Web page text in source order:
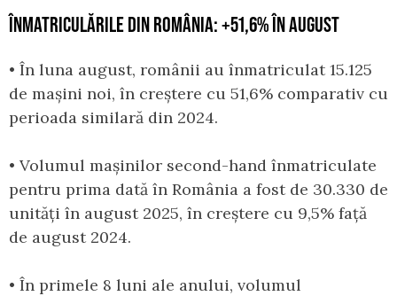
ÎNMATRICULĂRILE DIN ROMÂNIA: +51,6% ÎN AUGUST
• În luna august, românii au înmatriculat 15.125
de mașini noi, în creștere cu 51,6% comparativ cu
perioada similară din 2024.
• Volumul mașinilor second-hand înmatriculate
pentru prima dată în România a fost de 30.330 de
unități în august 2025, în creștere cu 9,5% față
de august 2024.
• În primele 8 luni ale anului, volumul